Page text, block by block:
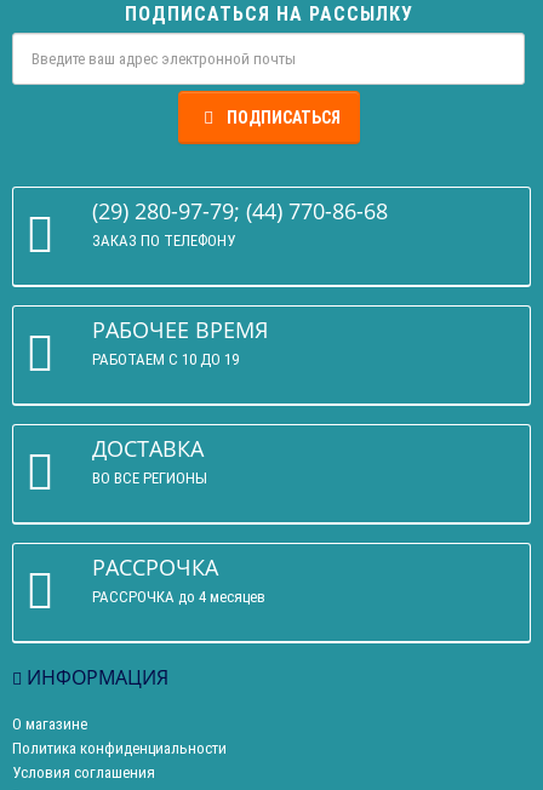
ПОДПИСАТЬСЯ НА РАССЫЛКУ
ПОДПИСАТЬСЯ
(29) 280-97-79; (44) 770-86-68
ЗАКАЗ ПО ТЕЛЕФОНУ
РАБОЧЕЕ ВРЕМЯ
РАБОТАЕМ С 10 ДО 19
ДОСТАВКА
ВО ВСЕ РЕГИОНЫ
РАССРОЧКА
РАССРОЧКА до 4 месяцев
ИНФОРМАЦИЯ
О магазине
Политика конфиденциальности
Условия соглашения